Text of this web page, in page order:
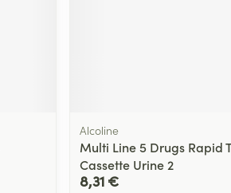
Alcoline
Multi Line 5 Drugs Rapid
Cassette Urine 2
8,31 €